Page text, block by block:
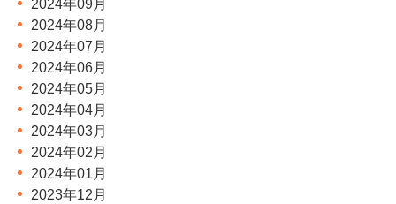
2024年09月
2024年08月
2024年07月
2024年06月
2024年05月
2024年04月
2024年03月
2024年02月
2024年01月
2023年12月